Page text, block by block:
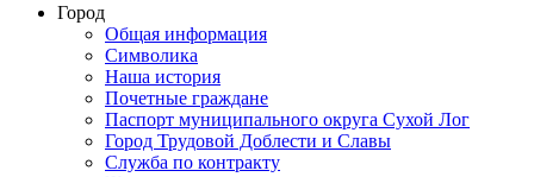
Город
Общая информация
Символика
Наша история
Почетные граждане
Паспорт муниципального округа Сухой Лог
Город Трудовой Доблести и Славы
Служба по контракту